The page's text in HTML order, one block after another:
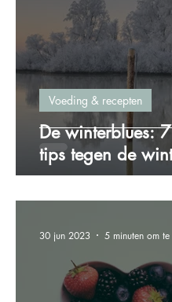
De winterblues: 7
tips tegen de
Voeding & recepten
30 jun 2023 5 minuten om